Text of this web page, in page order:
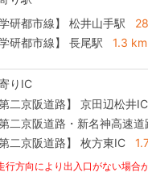
学研都市線】 松井山手駅
学研都市線】 長尾駅
1.3 km
りIC
第二京阪道路】
京田辺松井IC
第二京阪道路・新名神高速道
第二京阪道路】
枚方東IC
行方向により出入口がない場合